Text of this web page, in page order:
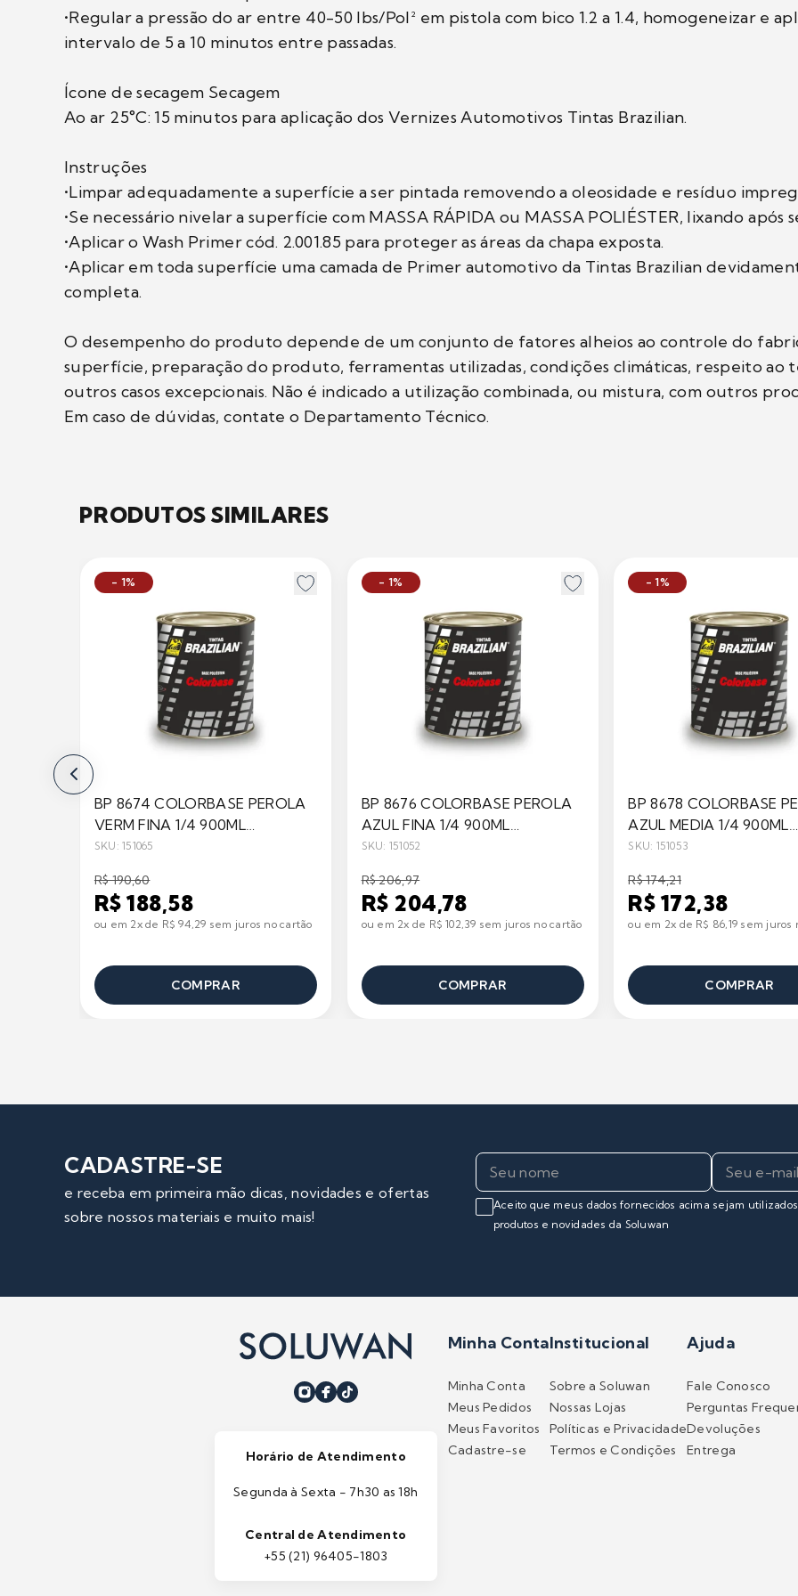
•Regular a pressão do ar entre 40-50 lbs/Pol² em pistola com bico 1.2 a 1.4, homogeneizar e
intervalo de 5 a 10 minutos entre passadas.
Ícone de secagem Secagem
Ao ar 25°C: 15 minutos para aplicação dos Vernizes Automotivos Tintas Brazilian.
Instruções
•Limpar adequadamente a superfície a ser pintada removendo a oleosidade e resíduo
•Se necessário nivelar a superfície com MASSA RÁPIDA ou MASSA POLIÉSTER, lixando após
•Aplicar o Wash Primer cód. 2.001.85 para proteger as áreas da chapa exposta.
•Aplicar em toda superfície uma camada de Primer automotivo da Tintas Brazilian
completa.
O desempenho do produto depende de um conjunto de fatores alheios ao controle do
superfície, preparação do produto, ferramentas utilizadas, condições climáticas, respeito ao
outros casos excepcionais. Não é indicado a utilização combinada, ou mistura, com outros
Em caso de dúvidas, contate o Departamento Técnico.
PRODUTOS SIMILARES
BP 8674 COLORBASE PEROLA
VERM FINA 1/4 900ML
BRAZILIAN
SKU: 151065
R$ 190,60
R$ 188,58
ou em 2x de R$ 94,29 sem juros no cartão
- 1%
COMPRAR
BP 8676 COLORBASE PEROLA
AZUL FINA 1/4 900ML
BRAZILIAN
SKU: 151052
R$ 206,97
R$ 204,78
ou em 2x de R$ 102,39 sem juros no cartão
- 1%
COMPRAR
BP 8678 COLORBASE
AZUL MEDIA 1/4 900ML
BRAZILIAN
SKU: 151053
R$ 174,21
R$ 172,38
ou em 2x de R$ 86,19 sem juros
- 1%
COMPRAR
CADASTRE-SE
e receba em primeira mão dicas, novidades e ofertas
sobre nossos materiais e muito mais!
Aceito que meus dados fornecidos acima sejam
produtos e novidades da Soluwan
Horário de Atendimento
Segunda à Sexta - 7h30 as 18h
Central de Atendimento
+55 (21) 96405-1803
Minha Conta
Minha Conta
Meus Pedidos
Meus Favoritos
Cadastre-se
Institucional
Sobre a Soluwan
Nossas Lojas
Políticas e Privacidade
Termos e Condições
Ajuda
Fale Conosco
Perguntas
Devoluções
Entrega